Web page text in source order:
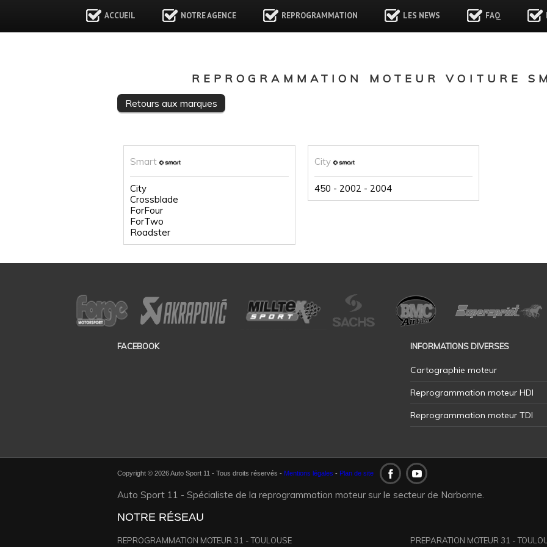
ACCUEIL NOTRE AGENCE REPROGRAMMATION LES NEWS FAQ
REPROGRAMMATION MOTEUR VOITURE
Retours aux marques
Smart
City
Crossblade
ForFour
ForTwo
Roadster
City
450 - 2002 - 2004
FACEBOOK INFORMATIONS DIVERSES
Cartographie moteur
Reprogrammation moteur HDI
Reprogrammation moteur TDI
Copyright © 2026 Auto Sport 11 - Tous droits réservés - Mentions légales - Plan de site
Auto Sport 11 - Spécialiste de la reprogrammation moteur sur le secteur de Narbonne.
NOTRE RÉSEAU
REPROGRAMMATION MOTEUR 31 - TOULOUSE
PREPARATION MOTEUR 31 -